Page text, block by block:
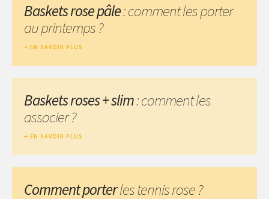
Baskets rose pâle: comment les porter
au printemps ?
EN SAVOIR PLUS
Baskets roses + slim: comment les
associer ?
EN SAVOIR PLUS
Comment porterles tennis rose ?